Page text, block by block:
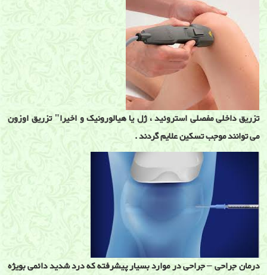
تزریق داخلی مفصلی استروئید ، ژل یا هیالورونیک و اخیرا" تزریق اوزون
می توانند موجب تسکین علایم گردند .
درمان جراحی – جراحی در موارد بسیار پیشرفته که درد شدید دائمی بویژه